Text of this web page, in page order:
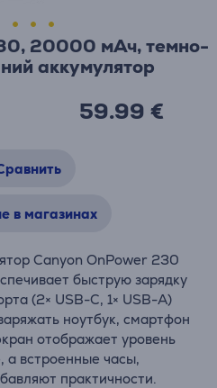
20000 мАч, темно-
аккумулятор
59.99 €
в магазинах
Canyon OnPower 230
быструю зарядку
(2× USB-C, 1× USB-A)
ноутбук, смартфон
отображает уровень
а встроенные часы,
практичности.